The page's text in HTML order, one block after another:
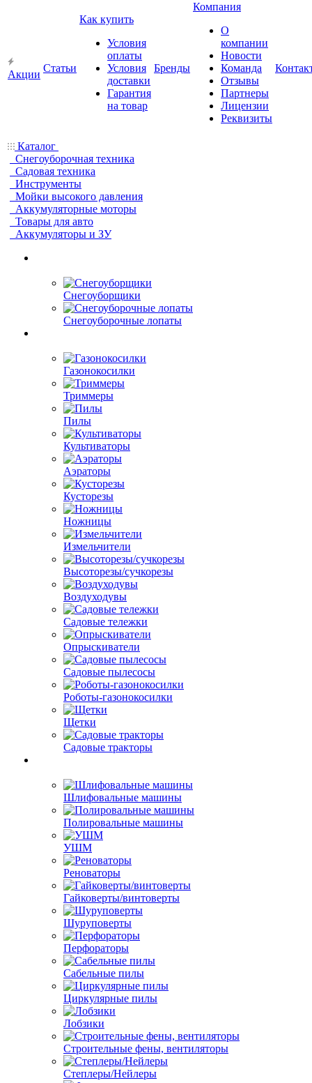
Акции
Статьи
Как купить
Условия
оплаты
Условия
доставки
Гарантия
на товар
Бренды
Компания
О
компании
Новости
Команда
Отзывы
Партнеры
Лицензии
Реквизиты
Каталог
Снегоуборочная техника
Садовая техника
Инструменты
Мойки высокого давления
Аккумуляторные моторы
Товары для авто
Аккумуляторы и ЗУ
Снегоуборщики
Снегоуборочные лопаты
Газонокосилки
Триммеры
Пилы
Культиваторы
Аэраторы
Кусторезы
Ножницы
Измельчители
Высоторезы/сучкорезы
Воздуходувы
Садовые тележки
Опрыскиватели
Садовые пылесосы
Роботы-газонокосилки
Щетки
Садовые тракторы
Шлифовальные машины
Полировальные машины
УШМ
Реноваторы
Гайковерты/винтоверты
Шуруповерты
Перфораторы
Сабельные пилы
Циркулярные пилы
Лобзики
Строительные фены, вентиляторы
Степлеры/Нейлеры